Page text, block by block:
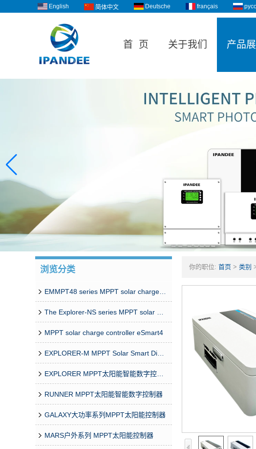
English 简体中文 Deutsche français
首 页 关于我们 产品
浏览分类
MPPT solar charge controller eSmart4
RUNNER MPPT太阳能智能数字控制器
GALAXY大功率系列MPPT太阳能控制器
MARS户外系列 MPPT太阳能控制器
你的职位: 首页 > 类别